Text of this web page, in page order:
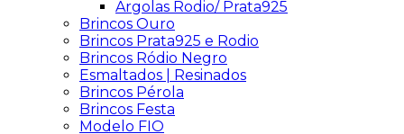
Argolas Rodio/ Prata925
Brincos Ouro
Brincos Prata925 e Rodio
Brincos Ródio Negro
Esmaltados | Resinados
Brincos Pérola
Brincos Festa
Modelo FIO